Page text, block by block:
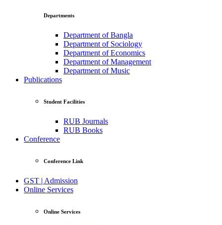
Departments
Department of Bangla
Department of Sociology
Department of Economics
Department of Management
Department of Music
Publications
Student Facilities
RUB Journals
RUB Books
Conference
Conference Link
GST | Admission
Online Services
Online Services